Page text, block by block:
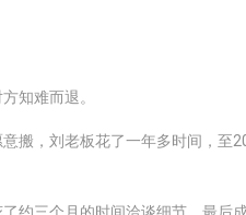
知难而退。
搬，刘老板花了一年多时间，至